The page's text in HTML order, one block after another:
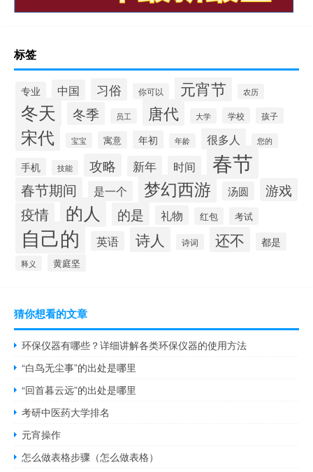
标签
专业 中国 习俗 你可以 元宵节 农历
冬天 冬季 员工 唐代 大学 学校 孩子
宋代 宝宝 寓意 年初 年龄 很多人 您的
手机 技能 攻略 新年 时间 春节
春节期间 是一个 梦幻西游 汤圆 游戏
疫情 的人 的是 礼物 红包 考试
自己的 英语 诗人 诗词 还不 都是
释义 黄庭坚
猜你想看的文章
环保仪器有哪些？详细讲解各类环保仪器的使用方法
“白鸟无尘事”的出处是哪里
“回首暮云远”的出处是哪里
考研中医药大学排名
元宵操作
怎么做表格步骤（怎么做表格）